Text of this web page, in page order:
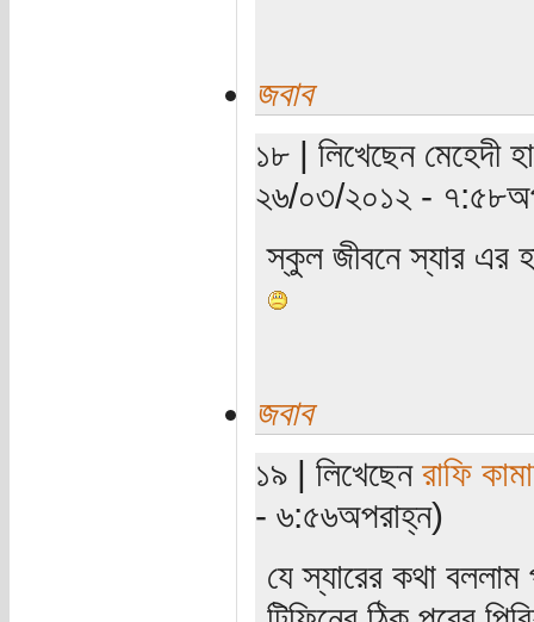
জবাব
১৮ | লিখেছেন মেহেদী
২৬/০৩/২০১২ -
স্কুল জীবনে স্যার এর
জবাব
১৯ | লিখেছেন রাফি
- ৬:৫৬অপরাহ্ন)
যে স্যারের কথা